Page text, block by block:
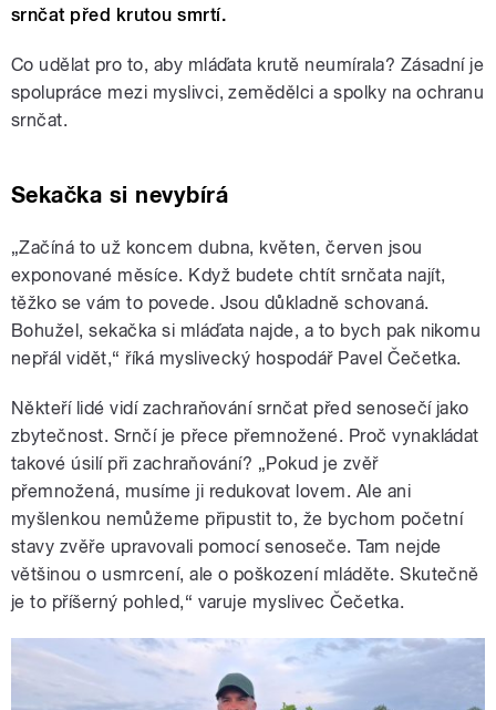
srnčat před krutou smrtí.
Co udělat pro to, aby mláďata krutě neumírala? Zásadní je
spolupráce mezi myslivci, zemědělci a spolky na ochranu
srnčat.
Sekačka si nevybírá
„Začíná to už koncem dubna, květen, červen jsou
exponované měsíce. Když budete chtít srnčata najít,
těžko se vám to povede. Jsou důkladně schovaná.
Bohužel, sekačka si mláďata najde, a to bych pak nikomu
nepřál vidět,“ říká myslivecký hospodář Pavel Čečetka.
Někteří lidé vidí zachraňování srnčat před senosečí jako
zbytečnost. Srnčí je přece přemnožené. Proč vynakládat
takové úsilí při zachraňování? „Pokud je zvěř
přemnožená, musíme ji redukovat lovem. Ale ani
myšlenkou nemůžeme připustit to, že bychom početní
stavy zvěře upravovali pomocí senoseče. Tam nejde
většinou o usmrcení, ale o poškození mláděte. Skutečně
je to příšerný pohled,“ varuje myslivec Čečetka.